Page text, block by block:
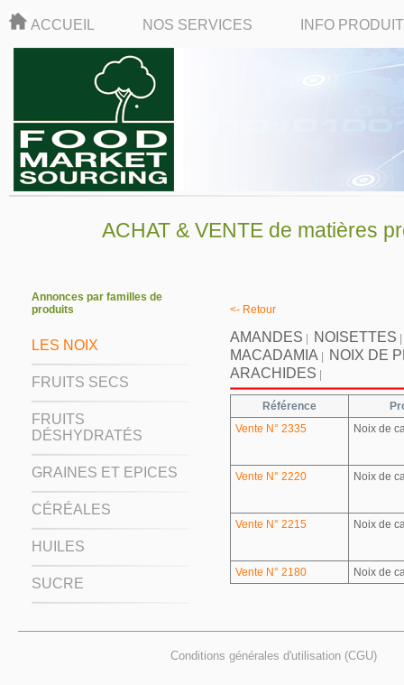
ACCUEIL NOS SERVICES INFO
ACHAT & VENTE de matières
Annonces par familles de
produits
LES NOIX
FRUITS SECS
FRUITS
DÉSHYDRATÉS
GRAINES ET EPICES
CÉRÉALES
HUILES
SUCRE
<- Retour
AMANDES NOISETTES
MACADAMIA
NOIX DE
ARACHIDES
Référence
Vente N° 2335
Noix de
Vente N° 2220 Noix de
Vente N° 2215 Noix de
Vente N° 2180 Noix de
Conditions générales d'utilisation (CGU)